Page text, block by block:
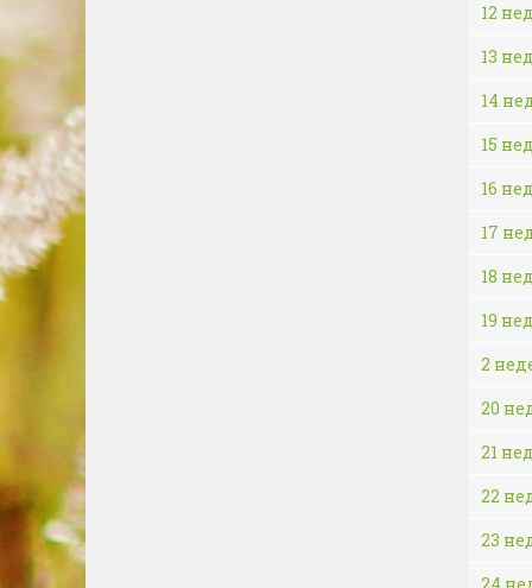
12
13
14
15
16
17
18
19
2
20
21
22
23